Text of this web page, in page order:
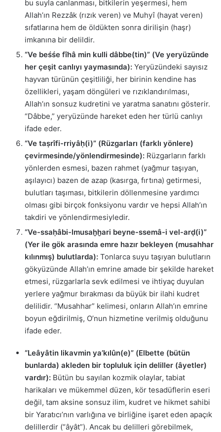
bu suyla canlanması, bitkilerin yeşermesi, hem
Allah’ın Rezzâk (rızık veren) ve Muhyî (hayat veren)
sıfatlarına hem de öldükten sonra dirilişin (haşr)
imkanına bir delildir.
“Ve beśśe fîhâ min kulli dâbbe(tin)” (Ve yeryüzünde
her çeşit canlıyı yaymasında): Yeryüzündeki sayısız
hayvan türünün çeşitliliği, her birinin kendine has
özellikleri, yaşam döngüleri ve rızıklandırılması,
Allah’ın sonsuz kudretini ve yaratma sanatını gösterir.
“Dâbbe,” yeryüzünde hareket eden her türlü canlıyı
ifade eder.
“Ve taṣrîfi-rriyâḥ(i)” (Rüzgarları (farklı yönlere)
çevirmesinde/yönlendirmesinde): Rüzgarların farklı
yönlerden esmesi, bazen rahmet (yağmur taşıyan,
aşılayıcı) bazen de azap (kasırga, fırtına) getirmesi,
bulutları taşıması, bitkilerin döllenmesine yardımcı
olması gibi birçok fonksiyonu vardır ve hepsi Allah’ın
takdiri ve yönlendirmesiyledir.
“Ve-ssaḥâbi-lmusaḫḫari beyne-ssemâ-i vel-arḍ(i)”
(Yer ile gök arasında emre hazır bekleyen (musahhar
kılınmış) bulutlarda): Tonlarca suyu taşıyan bulutların
gökyüzünde Allah’ın emrine amade bir şekilde hareket
etmesi, rüzgarlarla sevk edilmesi ve ihtiyaç duyulan
yerlere yağmur bırakması da büyük bir ilahi kudret
delilidir. “Musahhar” kelimesi, onların Allah’ın emrine
boyun eğdirilmiş, O’nun hizmetine verilmiş olduğunu
ifade eder.
“Leâyâtin likavmin ya’kılûn(e)” (Elbette (bütün
bunlarda) akleden bir topluluk için deliller (âyetler)
vardır): Bütün bu sayılan kozmik olaylar, tabiat
harikaları ve mükemmel düzen, kör tesadüflerin eseri
değil, tam aksine sonsuz ilim, kudret ve hikmet sahibi
bir Yaratıcı’nın varlığına ve birliğine işaret eden apaçık
delillerdir (“âyât”). Ancak bu delilleri görebilmek,